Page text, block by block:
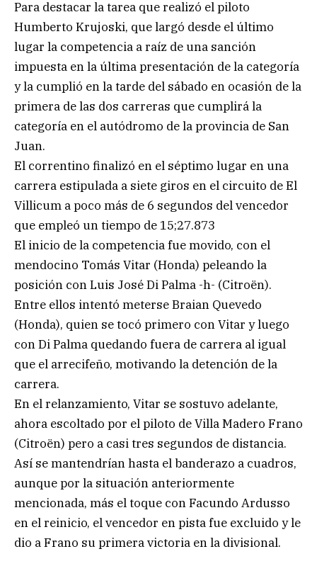
Para destacar la tarea que realizó el piloto
Humberto Krujoski, que largó desde el último
lugar la competencia a raíz de una sanción
impuesta en la última presentación de la categoría
y la cumplió en la tarde del sábado en ocasión de la
primera de las dos carreras que cumplirá la
categoría en el autódromo de la provincia de San
Juan.
El correntino finalizó en el séptimo lugar en una
carrera estipulada a siete giros en el circuito de El
Villicum a poco más de 6 segundos del vencedor
que empleó un tiempo de 15;27.873
El inicio de la competencia fue movido, con el
mendocino Tomás Vitar (Honda) peleando la
posición con Luis José Di Palma -h- (Citroën).
Entre ellos intentó meterse Braian Quevedo
(Honda), quien se tocó primero con Vitar y luego
con Di Palma quedando fuera de carrera al igual
que el arrecifeño, motivando la detención de la
carrera.
En el relanzamiento, Vitar se sostuvo adelante,
ahora escoltado por el piloto de Villa Madero Frano
(Citroën) pero a casi tres segundos de distancia.
Así se mantendrían hasta el banderazo a cuadros,
aunque por la situación anteriormente
mencionada, más el toque con Facundo Ardusso
en el reinicio, el vencedor en pista fue excluido y le
dio a Frano su primera victoria en la divisional.